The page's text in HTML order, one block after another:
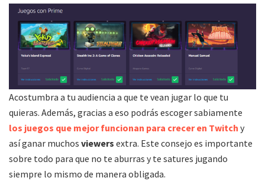
Acostumbra a tu audiencia a que te vean jugar lo que tu
quieras. Además, gracias a eso podrás escoger sabiamente
los juegos que mejor funcionan para crecer en Twitch y
así ganar muchos viewers extra. Este consejo es importante
sobre todo para que no te aburras y te satures jugando
siempre lo mismo de manera obligada.